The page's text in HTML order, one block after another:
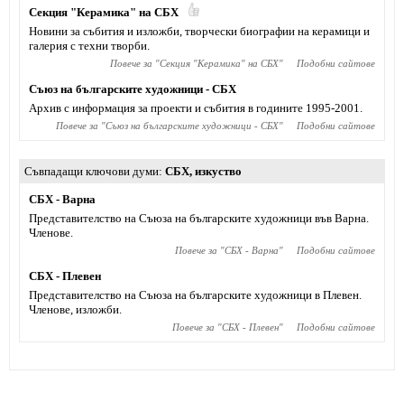
Секция "Керамика" на СБХ
Новини за събития и изложби, творчески биографии на керамици и
галерия с техни творби.
Повече за "Секция "Керамика" на СБХ" Подобни сайтове
Съюз на българските художници - СБХ
Архив с информация за проекти и събития в годините 1995-2001.
Повече за "Съюз на българските художници - СБХ" Подобни сайтове
Съвпадащи ключови думи СБХ, изкуство
СБХ - Варна
Представителство на Съюза на българските художници във Варна.
Членове.
Повече за "СБХ - Варна" Подобни сайтове
СБХ - Плевен
Представителство на Съюза на българските художници в Плевен.
Членове, изложби.
Повече за "СБХ - Плевен" Подобни сайтове